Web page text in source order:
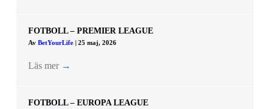
FOTBOLL – PREMIER LEAGUE
Av BetYourLife 25 maj, 2026
Läs mer →
FOTBOLL – EUROPA LEAGUE